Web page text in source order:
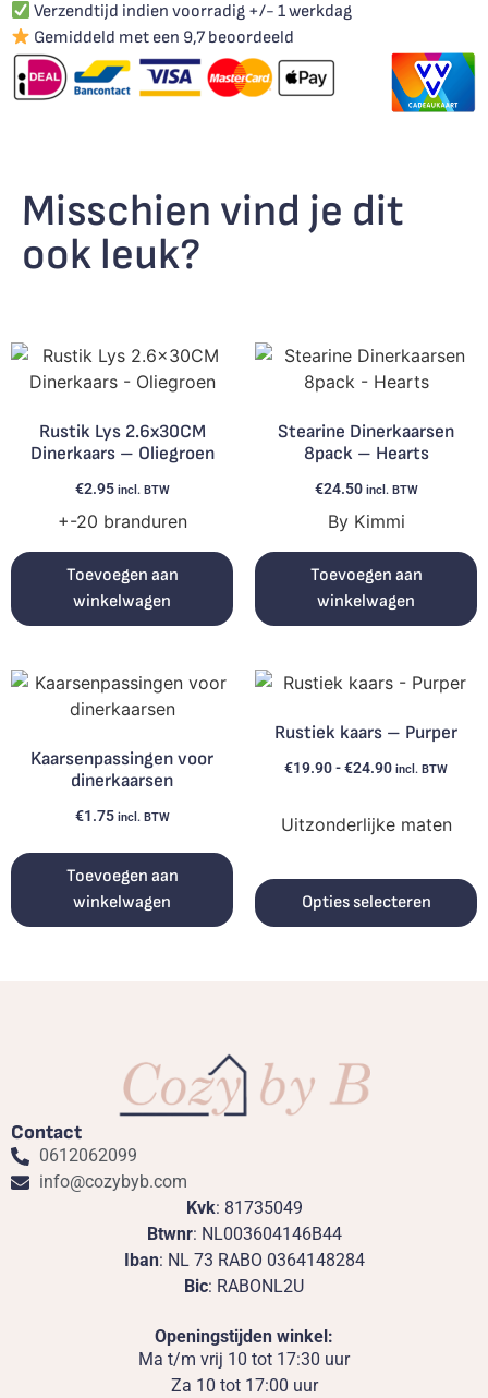
Verzendtijd indien voorradig +/- 1 werkdag
Gemiddeld met een 9,7 beoordeeld
Misschien vind je dit
ook leuk?
Rustik Lys 2.6x30CM
Dinerkaars – Oliegroen
€2.95 incl. BTW
+-20 branduren
Toevoegen aan
winkelwagen
Stearine Dinerkaarsen
8pack – Hearts
€24.50 incl. BTW
By Kimmi
Toevoegen aan
winkelwagen
Kaarsenpassingen voor
dinerkaarsen
€1.75 incl. BTW
Toevoegen aan
winkelwagen
Rustiek kaars – Purper
€19.90-€24.90 incl. BTW
Uitzonderlijke maten
Opties selecteren
Contact
0612062099
info@cozybyb.com
Kvk: 81735049
Btwnr: NL003604146B44
Iban: NL 73 RABO 0364148284
Bic: RABONL2U
Openingstijden winkel:
Ma t/m vrij 10 tot 17:30 uur
Za 10 tot 17:00 uur